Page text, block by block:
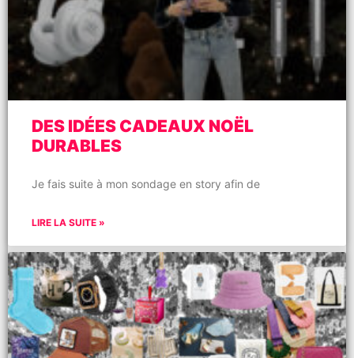
DES IDÉES CADEAUX NOËL
DURABLES
Je fais suite à mon sondage en story afin de
LIRE LA SUITE »